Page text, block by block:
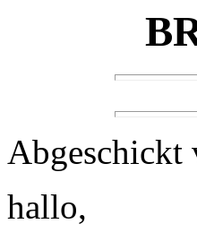
Abgeschickt
hallo,